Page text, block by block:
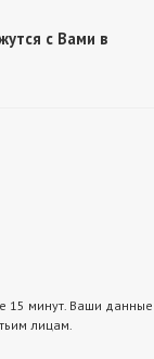
с Вами в
15 минут. Ваши данные
лицам.